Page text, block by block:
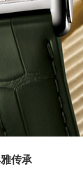
传承